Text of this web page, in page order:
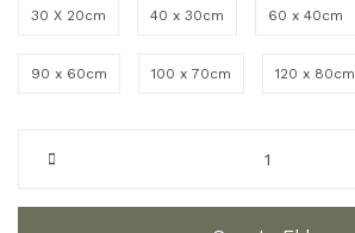
30 X 20cm 40 x 30cm 60 x 40cm
90 x 60cm 100 x 70cm 120 x 80cm